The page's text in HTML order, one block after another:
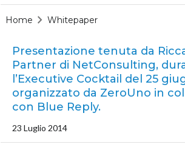
Home Whitepaper
Presentazione tenuta da
Partner di NetConsulting,
l’Executive Cocktail del 25
organizzato da ZeroUno in
con Blue Reply.
23 Luglio 2014